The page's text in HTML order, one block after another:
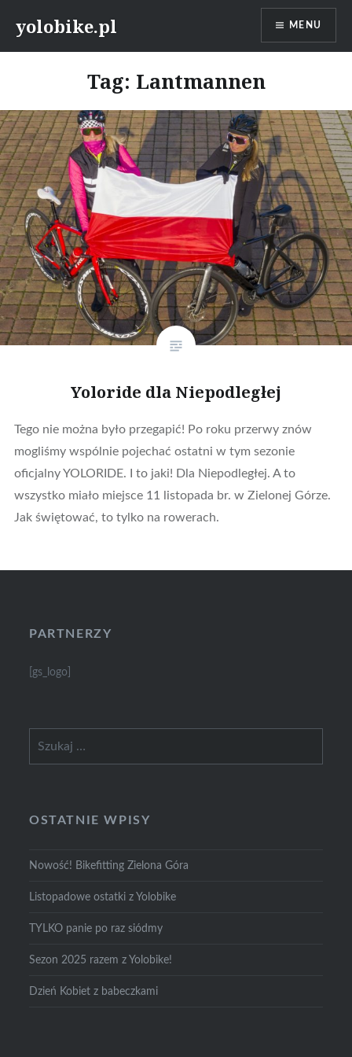
yolobike.pl MENU
Tag: Lantmannen
Yoloride dla Niepodległej
Tego nie można było przegapić! Po roku przerwy znów
mogliśmy wspólnie pojechać ostatni w tym sezonie
oficjalny YOLORIDE. I to jaki! Dla Niepodległej. A to
wszystko miało miejsce 11 listopada br. w Zielonej Górze.
Jak świętować, to tylko na rowerach.
PARTNERZY
[gs_logo]
OSTATNIE WPISY
Nowość! Bikefitting Zielona Góra
Listopadowe ostatki z Yolobike
TYLKO panie po raz siódmy
Sezon 2025 razem z Yolobike!
Dzień Kobiet z babeczkami